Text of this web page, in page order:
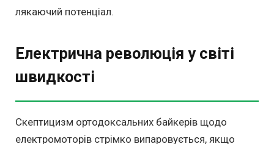
лякаючий потенціал.
Електрична революція у світі
швидкості
Скептицизм ортодоксальних байкерів щодо
електромоторів стрімко випаровується, якщо